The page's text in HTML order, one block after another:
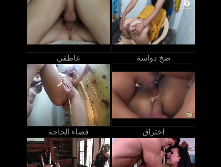
عاطفي ضخ دواسة
قضاء الحاجة اختراق